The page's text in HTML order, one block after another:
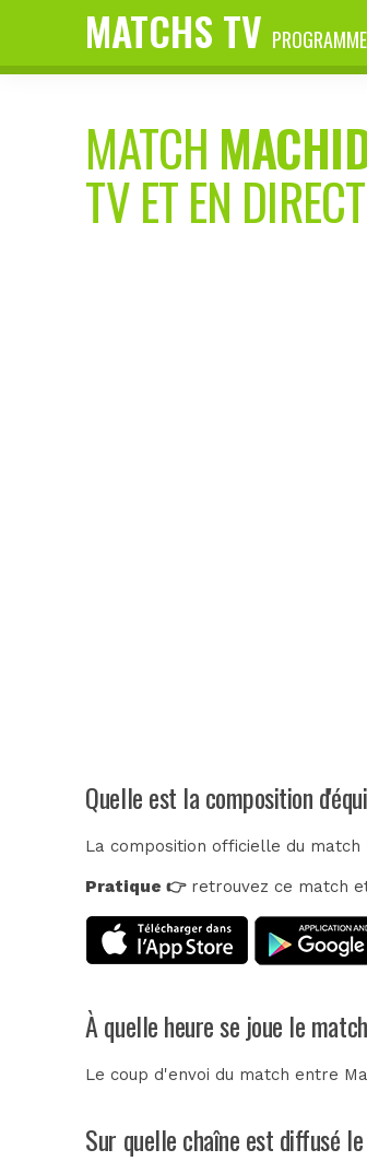
MATCHS TV
MATCH
TV ET EN
Quelle est la composition
La composition officielle du
Pratique 👉retrouvez ce match
À quelle heure se joue le
Le coup d'envoi du match entre
Sur quelle chaîne est diffusé